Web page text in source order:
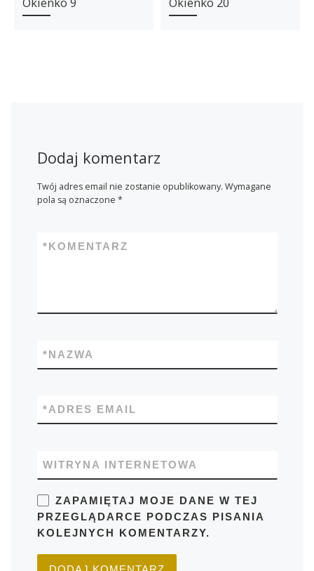
Okienko 9 Okienko 20
Dodaj komentarz
Twój adres email nie zostanie opublikowany. Wymagane
pola są oznaczone *
KOMENTARZ
*
NAZWA
*
ADRES EMAIL
*
WITRYNA INTERNETOWA
ZAPAMIĘTAJ MOJE DANE W TEJ
PRZEGLĄDARCE PODCZAS PISANIA
KOLEJNYCH KOMENTARZY.